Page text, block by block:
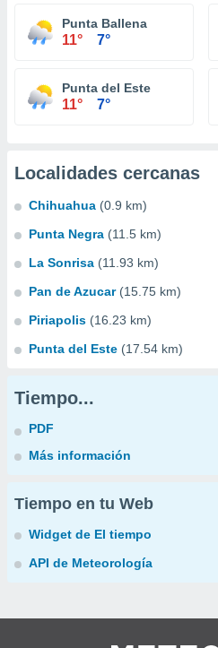
Punta Ballena
11° 7°
Punta del Este
11° 7°
Localidades cercanas
Chihuahua (0.9 km)
Punta Negra (11.5 km)
La Sonrisa (11.93 km)
Pan de Azucar (15.75 km)
Piriapolis (16.23 km)
Punta del Este (17.54 km)
Tiempo...
PDF
Más información
Tiempo en tu Web
Widget de El tiempo
API de Meteorología